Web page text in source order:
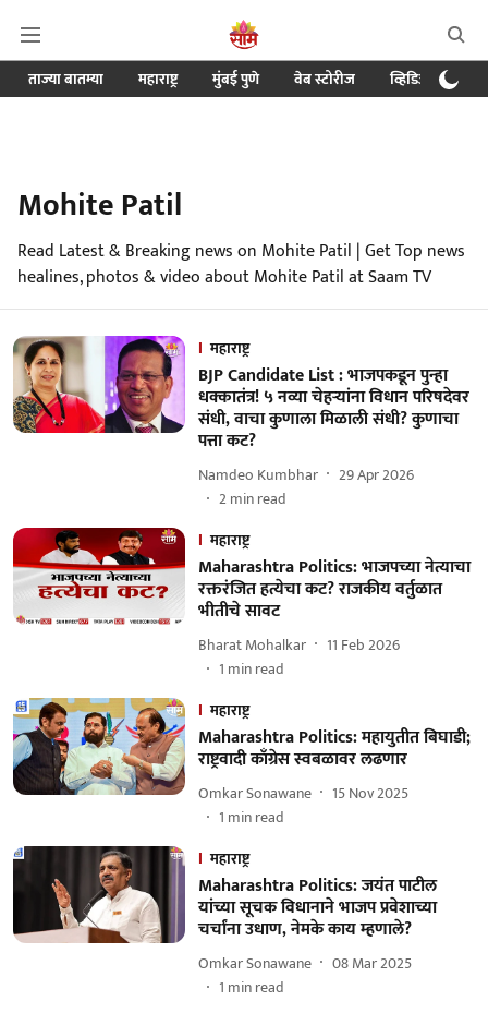
ताज्या बातम्या महाराष्ट्र मुंबई पुणे वेब स्टोरीज व्हिडिओ
Mohite Patil
Read Latest & Breaking news on Mohite Patil | Get Top news
healines, photos & video about Mohite Patil at Saam TV
महाराष्ट्र
BJP Candidate List : भाजपकडून पुन्हा
धक्कातंत्र! ५ नव्या चेहऱ्यांना विधान परिषदेवर
संधी, वाचा कुणाला मिळाली संधी? कुणाचा
पत्ता कट?
Namdeo Kumbhar
29 Apr 2026
2min read
महाराष्ट्र
Maharashtra Politics: भाजपच्या नेत्याचा
रक्तरंजित हत्येचा कट? राजकीय वर्तुळात
भीतीचे सावट
Bharat Mohalkar
11 Feb 2026
1 min read
महाराष्ट्र
Maharashtra Politics: महायुतीत बिघाडी;
राष्ट्रवादी काँग्रेस स्वबळावर लढणार
Omkar Sonawane
15 Nov 2025
1 min read
महाराष्ट्र
Maharashtra Politics: जयंत पाटील
यांच्या सूचक विधानाने भाजप प्रवेशाच्या
चर्चांना उधाण, नेमके काय म्हणाले?
Omkar Sonawane
08 Mar 2025
1 min read